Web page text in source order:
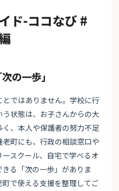
ド-ココなび #
の一歩」
ではありません。学校に行
状態は、お子さんからの大
、本人や保護者の努力不足
町にも、行政の相談窓口や
スクール、自宅で学べるオ
る「次の一歩」がありま
で使える支援を整理してご